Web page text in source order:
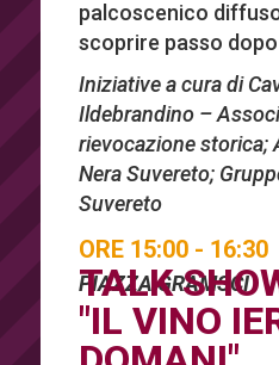
palcoscenico
scoprire passo
Iniziative a cura di
Ildebrandino –
rievocazione storica;
Nera Suvereto;
Suvereto
ORE 15:00 - 16:30
PIAZZA GRAMSCI
TALK
"IL VINO